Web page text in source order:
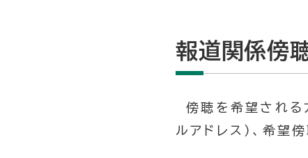
報道関係傍
傍聴を希望される
ルアドレス）、希望